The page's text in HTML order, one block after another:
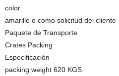
color
amarillo o como solicitud del cliente
Paquete de Transporte
Crates Packing
Especificación
packing weight 620 KGS